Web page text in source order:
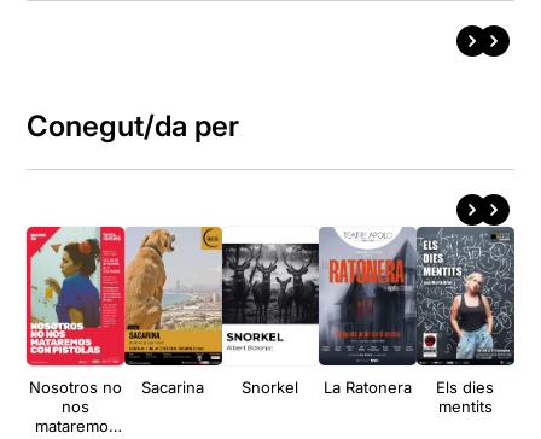
Conegut/da per
Nosotros no
nos
mataremos
Sacarina Snorkel La Ratonera
Els dies
mentits